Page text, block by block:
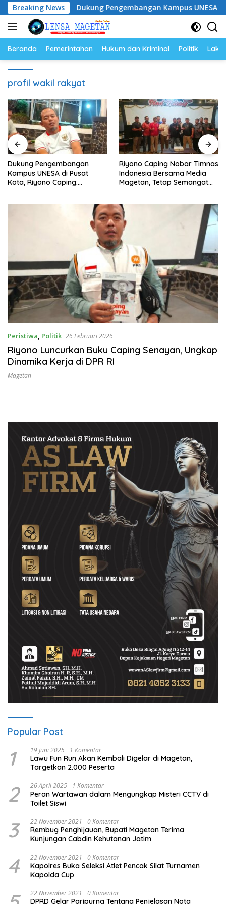
Langsung
ke
konten
Breaking NewsDukung Pengembangan Kampus UNESA di Pusat
Beranda Pemerintahan Hukum dan Kriminal Politik
profil wakil rakyat
Dukung Pengembangan
Kampus UNESA di Pusat
Kota, Riyono Caping:
Riyono Caping Nobar Timnas
Indonesia Bersama Media
Magetan, Tetap Semangat
Peristiwa, Politik 26 Februari 2026
Riyono Luncurkan Buku Caping Senayan, Ungkap
Dinamika Kerja di DPR RI
Magetan
Popular Post
1 19 Juni 2025 1 Komentar
Lawu Fun Run Akan Kembali Digelar di Magetan,
Targetkan 2.000 Peserta
2 26 April 2025 1 Komentar
Peran Wartawan dalam Mengungkap Misteri CCTV di
Toilet Siswi
3 22 November 2021 0 Komentar
Rembug Penghijauan, Bupati Magetan Terima
Kunjungan Cabdin Kehutanan Jatim
4 22 November 2021 0 Komentar
Kapolres Buka Seleksi Atlet Pencak Silat Turnamen
Kapolda Cup
22 November 2021 0 Komentar
DPRD Gelar Paripurna Tentang Penjelasan Nota